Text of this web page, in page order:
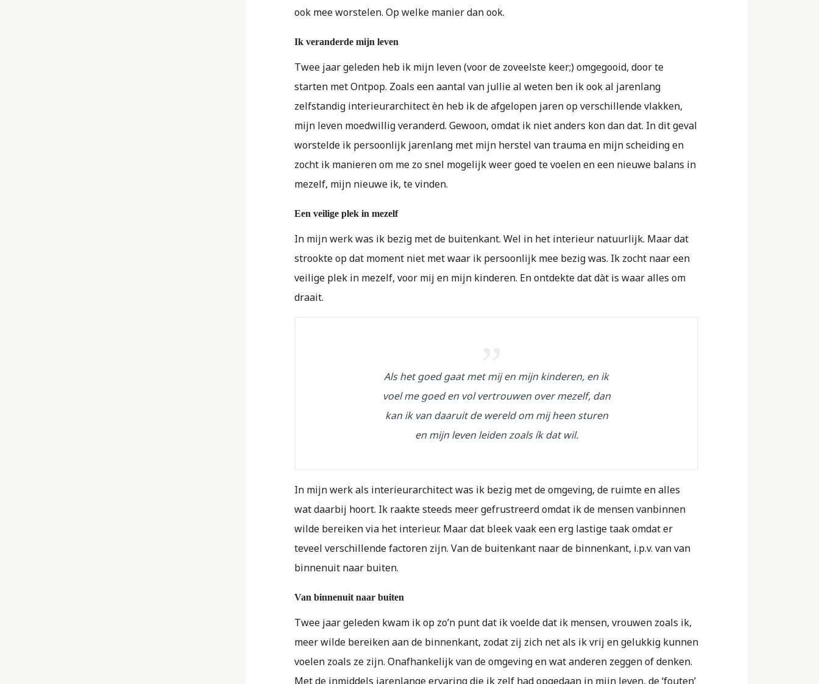
ook mee worstelen. Op welke manier dan ook.
Ik veranderde mijn leven
Twee jaar geleden heb ik mijn leven (voor de zoveelste keer;) omgegooid, door te
starten met Ontpop. Zoals een aantal van jullie al weten ben ik ook al jarenlang
zelfstandig interieurarchitect èn heb ik de afgelopen jaren op verschillende vlakken,
mijn leven moedwillig veranderd. Gewoon, omdat ik niet anders kon dan dat. In dit geval
worstelde ik persoonlijk jarenlang met mijn herstel van trauma en mijn scheiding en
zocht ik manieren om me zo snel mogelijk weer goed te voelen en een nieuwe balans in
mezelf, mijn nieuwe ik, te vinden.
Een veilige plek in mezelf
In mijn werk was ik bezig met de buitenkant. Wel in het interieur natuurlijk. Maar dat
strookte op dat moment niet met waar ik persoonlijk mee bezig was. Ik zocht naar een
veilige plek in mezelf, voor mij en mijn kinderen. En ontdekte dat dàt is waar alles om
draait.
Als het goed gaat met mij en mijn kinderen, en ik
voel me goed en vol vertrouwen over mezelf, dan
kan ik van daaruit de wereld om mij heen sturen
en mijn leven leiden zoals ík dat wil.
In mijn werk als interieurarchitect was ik bezig met de omgeving, de ruimte en alles
wat daarbij hoort. Ik raakte steeds meer gefrustreerd omdat ik de mensen vanbinnen
wilde bereiken via het interieur. Maar dat bleek vaak een erg lastige taak omdat er
teveel verschillende factoren zijn. Van de buitenkant naar de binnenkant, i.p.v. van van
binnenuit naar buiten.
Van binnenuit naar buiten
Twee jaar geleden kwam ik op zo’n punt dat ik voelde dat ik mensen, vrouwen zoals ik,
meer wilde bereiken aan de binnenkant, zodat zij zich net als ik vrij en gelukkig kunnen
voelen zoals ze zijn. Onafhankelijk van de omgeving en wat anderen zeggen of denken.
Met de inmiddels jarenlange ervaring die ik zelf had opgedaan in mijn leven, de ‘fouten’